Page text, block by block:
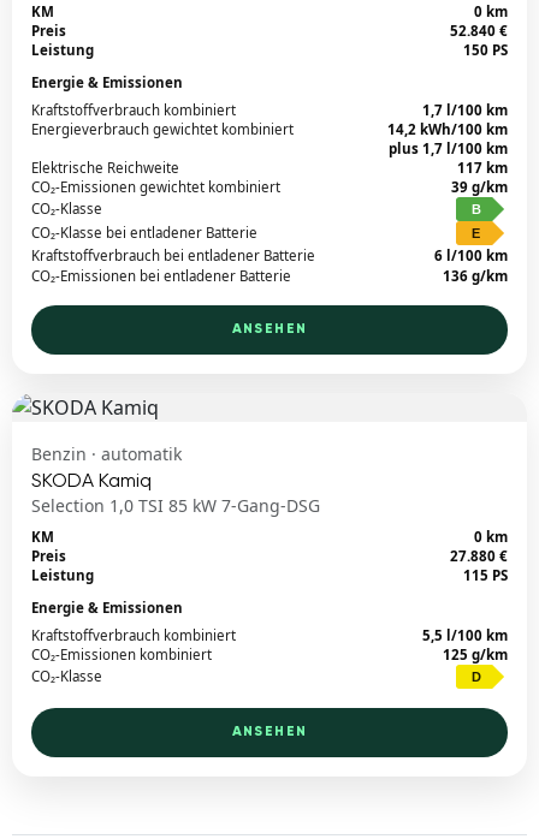
KM
0 km
Preis
52.840 €
Leistung
150 PS
Energie & Emissionen
Kraftstoffverbrauch kombiniert
1,7 l/100 km
Energieverbrauch gewichtet kombiniert
14,2 kWh/100 km
plus 1,7 l/100 km
Elektrische Reichweite
117 km
CO₂-Emissionen gewichtet kombiniert
39 g/km
CO₂-Klasse
B
CO₂-Klasse bei entladener Batterie E
Kraftstoffverbrauch bei entladener Batterie
6 l/100 km
CO₂-Emissionen bei entladener Batterie
136 g/km
ANSEHEN
Benzin · automatik
SKODA Kamiq
Selection 1,0 TSI 85 kW 7-Gang-DSG
KM
0 km
Preis
27.880 €
Leistung
115 PS
Energie & Emissionen
Kraftstoffverbrauch kombiniert
5,5 l/100 km
CO₂-Emissionen kombiniert
125 g/km
CO₂-Klasse
D
ANSEHEN